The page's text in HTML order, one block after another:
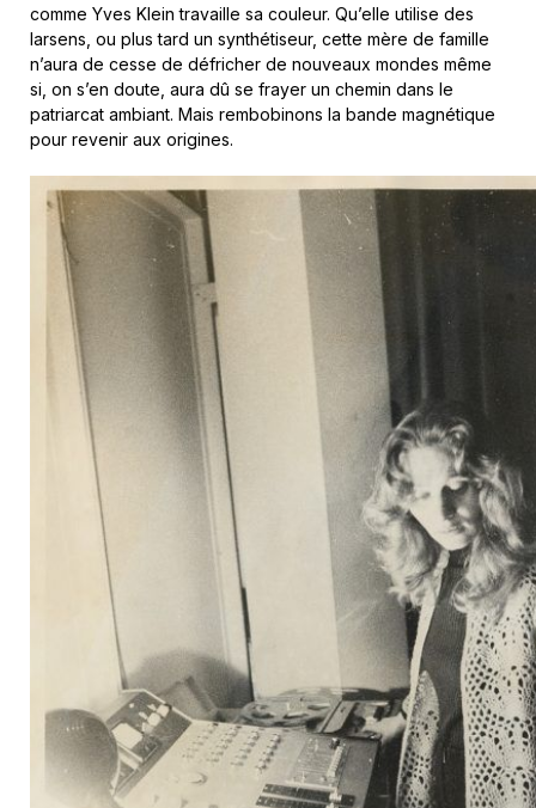
comme Yves Klein travaille sa couleur. Qu’elle utilise des
larsens, ou plus tard un synthétiseur, cette mère de famille
n’aura de cesse de défricher de nouveaux mondes même
si, on s’en doute, aura dû se frayer un chemin dans le
patriarcat ambiant. Mais rembobinons la bande magnétique
pour revenir aux origines.